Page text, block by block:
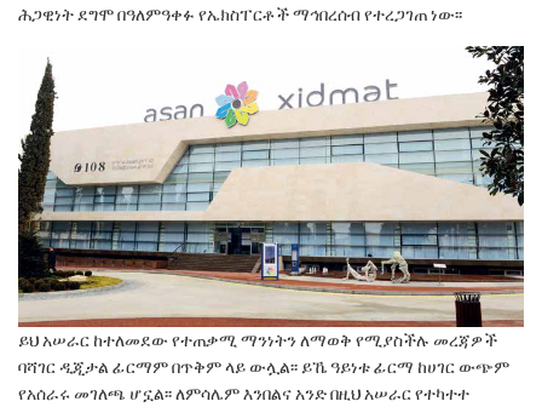
ሕጋዊነትደግሞ በዓለምዓቀፉ የኤክስፐርቶች ማኅበረሰብ የተረጋገጠነው፡፡
ይህ አሠራር ከተለመደው የተጠቃሚ ማንነትን ለማወቅ የሚያስችሉ መረጃዎች
ባሻገር ዲጂታል ፊርማም በጥቅምላይ ውሏል፡፡ ይኼ ዓይነቱ ፊርማ ከሀገር ውጭም
የአሰራሩ መገለጫ ሆኗል፡፡ ለምሳሌም እንበልና አንድ በዚህ አሠራርየተካተተ